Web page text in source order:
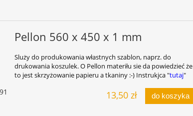
Pellon 560 x 450 x 1 mm
Sluży do produkowania włastnych szablon, naprz. do
drukowania koszulek. O Pellon materiłu sie da powiedzieć że
to jest skrzyżowanie papieru a tkaniny :-) Instrukjca "tutaj"
13,50 zł do koszyka